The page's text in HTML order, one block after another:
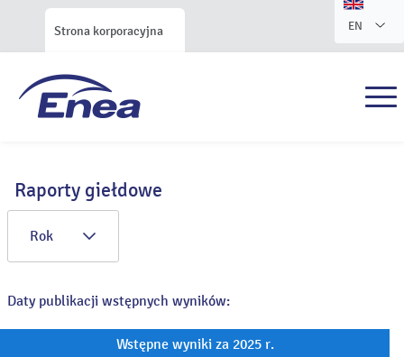
Strona korporacyjna EN
Raporty giełdowe
Rok
Daty publikacji wstępnych wyników:
Wstępne wyniki za 2025 r.